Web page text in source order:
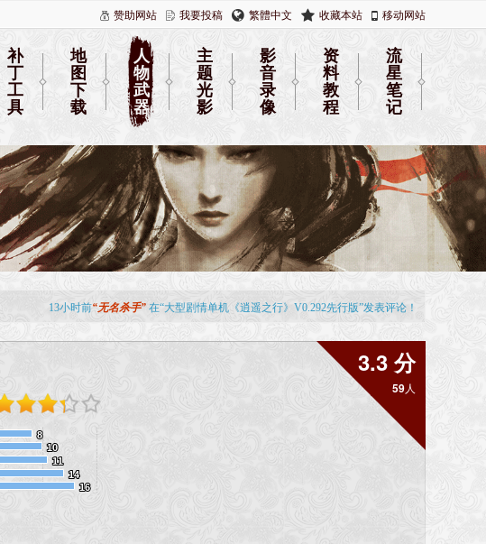
赞助网站 我要投稿 繁體中文 收藏本站 移动网站
补
丁
工
具
地
图
下
载
人
物
武
器
主
题
光
影
影
音
录
像
资
料
教
程
流
星
笔
记
3.3 分
59人
8
8
10
10
11
11
14
14
16
16